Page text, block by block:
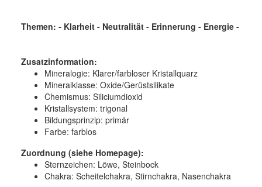
Themen: - Klarheit - Neutralität - Erinnerung - Energie -
Zusatzinformation:
Mineralogie: Klarer/farbloser Kristallquarz
Mineralklasse: Oxide/Gerüstsilikate
Chemismus: Siliciumdioxid
Kristallsystem: trigonal
Bildungsprinzip: primär
Farbe: farblos
Zuordnung (siehe Homepage):
Sternzeichen: Löwe, Steinbock
Chakra: Scheitelchakra, Stirnchakra, Nasenchakra